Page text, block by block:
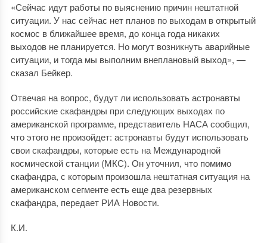
«Сейчас идут работы по выяснению причин нештатной
ситуации. У нас сейчас нет планов по выходам в открытый
космос в ближайшее время, до конца года никаких
выходов не планируется. Но могут возникнуть аварийные
ситуации, и тогда мы выполним внеплановый выход», —
сказал Бейкер.
Отвечая на вопрос, будут ли использовать астронавты
российские скафандры при следующих выходах по
американской программе, представитель НАСА сообщил,
что этого не произойдет: астронавты будут использовать
свои скафандры, которые есть на Международной
космической станции (МКС). Он уточнил, что помимо
скафандра, с которым произошла нештатная ситуация на
американском сегменте есть еще два резервных
скафандра, передает РИА Новости.
К.И.